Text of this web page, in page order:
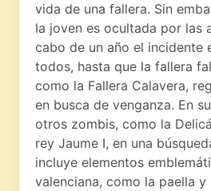
vida de una fallera. Sin
la joven es ocultada por las
cabo de un año el incidente
todos, hasta que la fallera
como la Fallera Calavera,
en busca de venganza. En
otros zombis, como la
rey Jaume I, en una
incluye elementos
valenciana, como la paella y